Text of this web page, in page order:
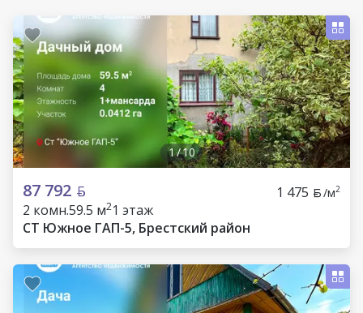
1/10
87 792 1 475 /м2
2 комн.59.5 м21 этаж
СТ Южное ГАП-5, Брестский район